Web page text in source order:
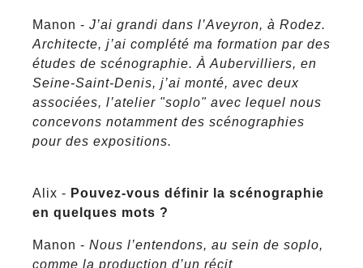
Manon - J’ai grandi dans l’Aveyron, à Rodez.
Architecte, j’ai complété ma formation par des
études de scénographie. À Aubervilliers, en
Seine-Saint-Denis, j’ai monté, avec deux
associées, l’atelier "soplo" avec lequel nous
concevons notamment des scénographies
pour des expositions.
Alix - Pouvez-vous définir la scénographie
en quelques mots ?
Manon - Nous l’entendons, au sein de soplo,
comme la production d’un récit